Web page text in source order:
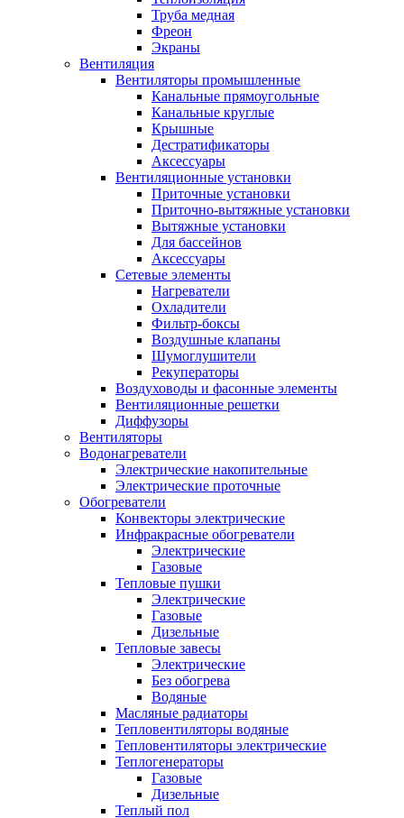
Труба медная
Фреон
Экраны
Вентиляция
Вентиляторы промышленные
Канальные прямоугольные
Канальные круглые
Крышные
Дестратификаторы
Аксессуары
Вентиляционные установки
Приточные установки
Приточно-вытяжные установки
Вытяжные установки
Для бассейнов
Аксессуары
Сетевые элементы
Нагреватели
Охладители
Фильтр-боксы
Воздушные клапаны
Шумоглушители
Рекуператоры
Воздуховоды и фасонные элементы
Вентиляционные решетки
Диффузоры
Вентиляторы
Водонагреватели
Электрические накопительные
Электрические проточные
Обогреватели
Конвекторы электрические
Инфракрасные обогреватели
Электрические
Газовые
Тепловые пушки
Электрические
Газовые
Дизельные
Тепловые завесы
Электрические
Без обогрева
Водяные
Масляные радиаторы
Тепловентиляторы водяные
Тепловентиляторы электрические
Теплогенераторы
Газовые
Дизельные
Теплый пол